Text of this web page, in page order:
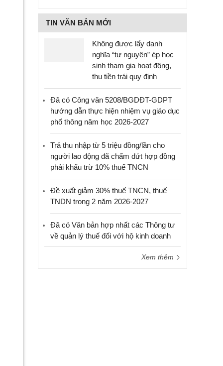
TIN VĂN BẢN MỚI
Không được lấy danh
nghĩa “tự nguyện” ép học
sinh tham gia hoạt động,
thu tiền trái quy định
Đã có Công văn 5208/BGDĐT-GDPT
hướng dẫn thực hiện nhiệm vụ giáo dục
phổ thông năm học 2026-2027
Trả thu nhập từ 5 triệu đồng/lần cho
người lao động đã chấm dứt hợp đồng
phải khấu trừ 10% thuế TNCN
Đề xuất giảm 30% thuế TNCN, thuế
TNDN trong 2 năm 2026-2027
Đã có Văn bản hợp nhất các Thông tư
về quản lý thuế đối với hộ kinh doanh
Xem thêm